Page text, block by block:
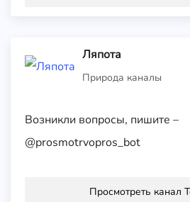
Ляпота
Природа каналы
Возникли вопросы, пишите –
@prosmotrvopros_bot
Просмотреть канал